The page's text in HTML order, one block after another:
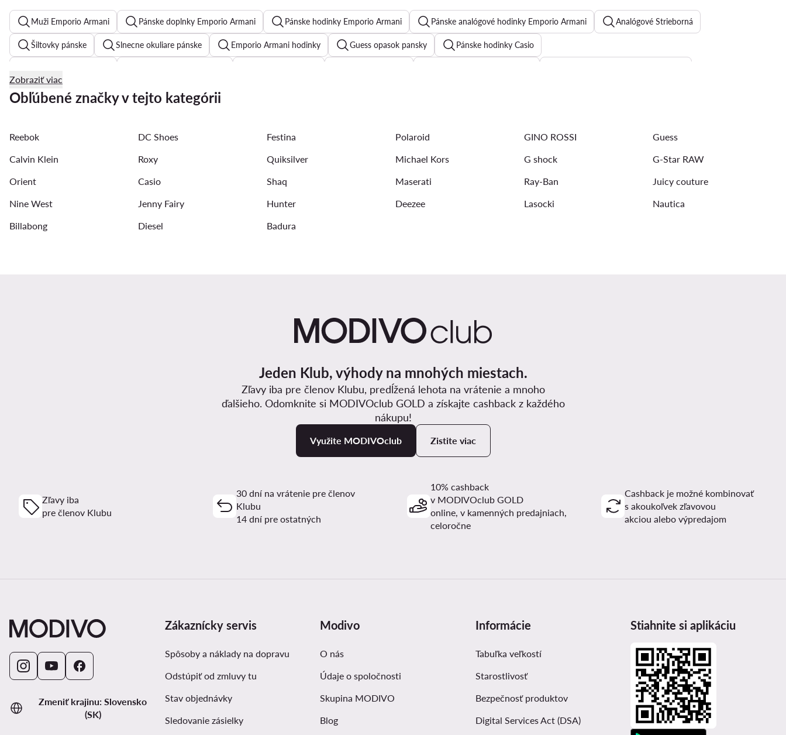
Muži Emporio Armani Pánske doplnky Emporio Armani Pánske hodinky Emporio Armani Pánske analógové hodinky Emporio Armani Analógové Strieborná
Šiltovky pánske Slnecne okuliare pánske Emporio Armani hodinky Guess opasok pansky Pánske hodinky Casio
Hodinky Maserati panske Pánske slnečné okuliare Polaroid
Zobraziť viac
Obľúbené značky v tejto kategórii
Reebok DC Shoes Festina Polaroid GINO ROSSI
Guess
Calvin Klein
Roxy Quiksilver Michael Kors G shock
G-Star RAW
Orient
Casio Shaq Maserati Ray-Ban
Juicy couture
Nine West
Jenny Fairy Hunter Deezee Lasocki
Nautica
Billabong
Diesel Badura
Jeden Klub, výhody na mnohých miestach.
Zľavy iba pre členov Klubu, predĺžená lehota na vrátenie a mnoho
ďalšieho. Odomknite si MODIVOclub GOLD a získajte cashback z každého
nákupu!
Využite MODIVOclub Zistite viac
Zľavy iba
pre členov Klubu
30 dní na vrátenie pre členov
Klubu
14 dní pre ostatných
10% cashback
v MODIVOclub GOLD
online, v kamenných predajniach,
celoročne
Cashback je možné kombinovať
s akoukoľvek zľavovou
akciou alebo výpredajom
Zmeniť krajinu: Slovensko
(SK)
Zákaznícky servis
Spôsoby a náklady na dopravu
Odstúpiť od zmluvy tu
Stav objednávky
Sledovanie zásielky
Modivo
O nás
Údaje o spoločnosti
Skupina MODIVO
Blog
Informácie
Tabuľka veľkostí
Starostlivosť
Bezpečnosť produktov
Digital Services Act (DSA)
Stiahnite si aplikáciu